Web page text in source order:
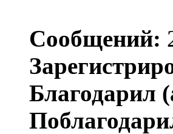
Сообщений:
Благодарил